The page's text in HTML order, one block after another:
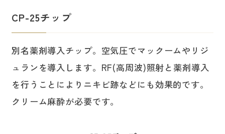
CP-25チップ
別名薬剤導入チップ。空気圧でマックームやリジ
ュランを導入します。RF(高周波)照射と薬剤導入
を行うことによりニキビ跡などにも効果的です。
クリーム麻酔が必要です。